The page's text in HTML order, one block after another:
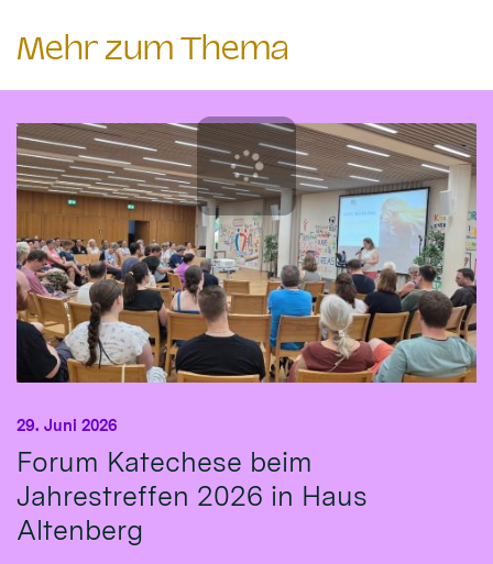
Mehr zum Thema
Forum Katechese beim
Jahrestreffen 2026 in Haus
Altenberg
29. Juni 2026